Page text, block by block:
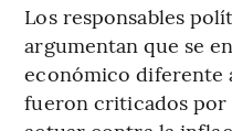
Los responsables
argumentan que se
económico diferente
fueron criticados por